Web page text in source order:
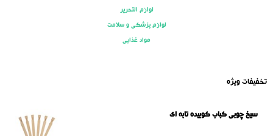
لوازم التحریر
لوازم پزشکی و سلامت
مواد غذایی
تخفیفات ویژه
سیخ چوبی کباب کوبیده تابه ای